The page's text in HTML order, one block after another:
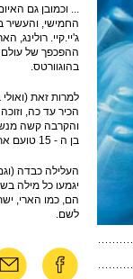
... וכמובן גם
החמישי,
ג'יי.קיי.
ההפכפך של
בהוגוורטס.
למרות זאת
הכיר עד כה,
והקרבה קשה
בן ה - 15 טועם את טעמה של נשיקה ראשונה ואהבת נעורים.
העלילה כבדה
יגמעו כל מילה
הם, כמו הארי,
לשם.